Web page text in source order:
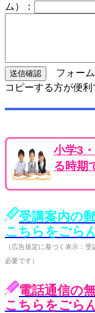
ム）：
フォーム
コピーする方が便利
小学3
る時期
受講案内の
こちらをごら
（広告規定に基づく表示：
必要です）
電話通信の
こちらをごら